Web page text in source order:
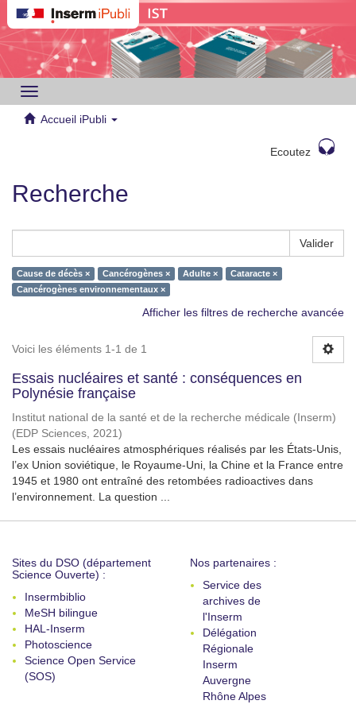
Toggle
navigation
Accueil iPubli
Ecoutez
Recherche
Valider
Cause de décès × Cancérogènes × Adulte ×
Cataracte ×
Cancérogènes environnementaux ×
Afficher les filtres de recherche avancée
Voici les éléments 1-1 de 1
Essais nucléaires et santé : conséquences en
Polynésie française
Institut national de la santé et de la recherche médicale (Inserm)
(EDP Sciences, 2021)
Les essais nucléaires atmosphériques réalisés par les États-Unis,
l’ex Union soviétique, le Royaume-Uni, la Chine et la France entre
1945 et 1980 ont entraîné des retombées radioactives dans
l’environnement. La question ...
Sites du DSO (département
Science Ouverte) :
Insermbiblio
MeSH bilingue
HAL-Inserm
Photoscience
Science Open Service
(SOS)
Nos partenaires :
Service des
archives de
l'Inserm
Délégation
Régionale
Inserm
Auvergne
Rhône Alpes